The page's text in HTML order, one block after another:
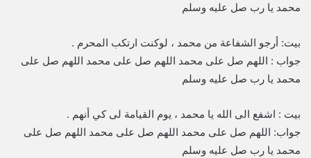
محمد يا رب صل عليه وسلم
بيت: أرجو الشفاعة من محمد ، لوكنت ارتكب المحرم .
جواب : اللهم صل على محمد اللهم صل على محمد اللهم صل على
محمد يا رب صل عليه وسلم
بيت : اشفع الى الله يا محمد ، يوم القيامة لى كي أنهم .
جواب: اللهم صل على محمد اللهم صل على محمد اللهم صل على
محمد يا رب صل عليه وسلم